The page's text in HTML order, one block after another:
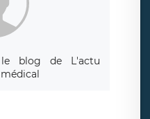
le blog de L'actu